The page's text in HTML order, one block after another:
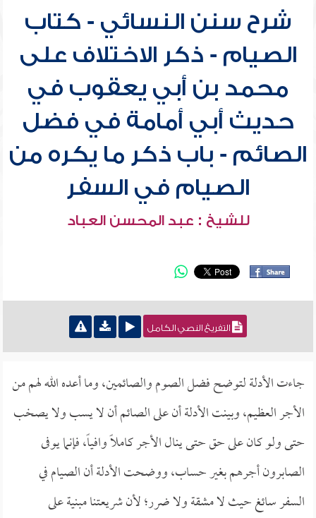
شرح سنن النسائي - كتاب
الصيام - ذكر الاختلاف على
محمد بن أبي يعقوب في
حديث أبي أمامة في فضل
الصائم - باب ذكر ما يكره من
الصيام في السفر
للشيخ : عبد المحسن العباد
التفريغ النصي الكامل
جاءت الأدلة لتوضح فضل الصوم والصائمين، وما أعده الله لهم من
الأجر العظيم، وبينت الأدلة أن على الصائم أن لا يسب ولا يصخب
حتى ولو كان على حق حتى ينال الأجر كاملاً وافياً، فإنما يوفى
الصابرون أجرهم بغير حساب، ووضحت الأدلة أن الصيام في
السفر سائغ حيث لا مشقة ولا ضرر؛ لأن شريعتنا مبنية على